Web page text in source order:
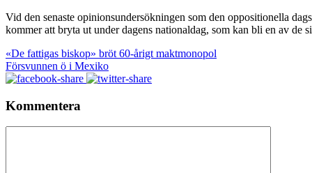
Vid den senaste opinionsundersökningen som den oppositionella
kommer att bryta ut under dagens nationaldag, som kan bli en av de
«De fattigas biskop» bröt 60-årigt maktmonopol
Försvunnen ö i Mexiko
Kommentera